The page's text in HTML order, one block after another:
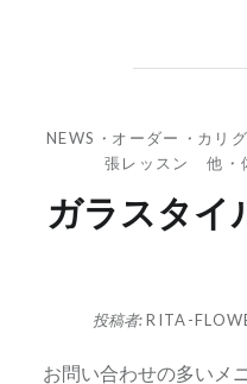
NEWS ・ オーダー ・ カリ
張レッスン 他 ・
ガラスタイ
投稿者:RITA-
お問い合わせの多いメ